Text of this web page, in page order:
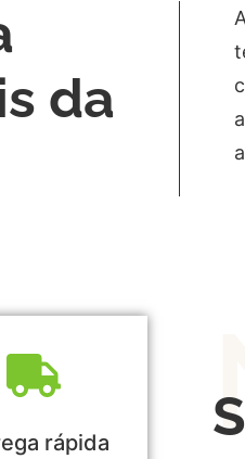
da
rápida